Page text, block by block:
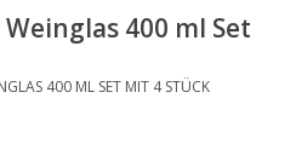
400 ml Set
400 ML SET MIT 4 STÜCK